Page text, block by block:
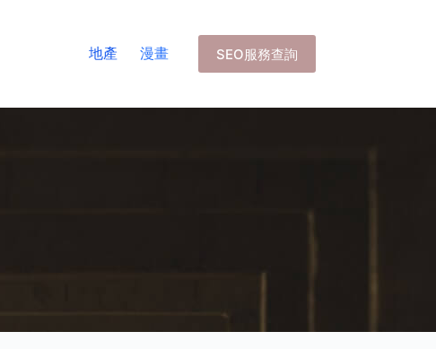
地產 漫畫 SEO服務查詢